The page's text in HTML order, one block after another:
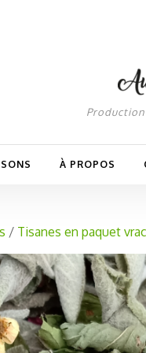
À PROPOS
/ Tisanes en paquet vrac